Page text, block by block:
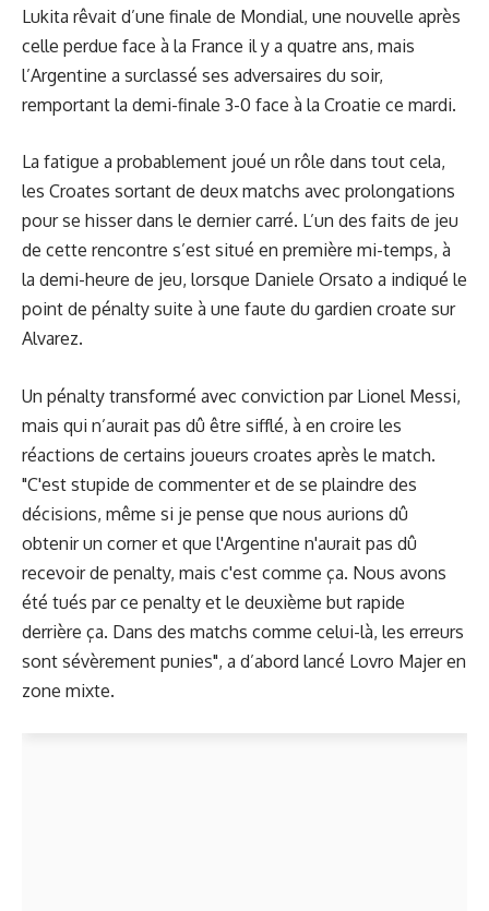
Lukita rêvait d’une finale de Mondial, une nouvelle après
celle perdue face à la France il y a quatre ans, mais
l’Argentine a surclassé ses adversaires du soir,
remportant la demi-finale 3-0 face à la Croatie ce mardi.
La fatigue a probablement joué un rôle dans tout cela,
les Croates sortant de deux matchs avec prolongations
pour se hisser dans le dernier carré. L’un des faits de jeu
de cette rencontre s’est situé en première mi-temps, à
la demi-heure de jeu, lorsque Daniele Orsato a indiqué le
point de pénalty suite à une faute du gardien croate sur
Alvarez.
Un pénalty transformé avec conviction par Lionel Messi,
mais qui n’aurait pas dû être sifflé, à en croire les
réactions de certains joueurs croates après le match.
"C'est stupide de commenter et de se plaindre des
décisions, même si je pense que nous aurions dû
obtenir un corner et que l'Argentine n'aurait pas dû
recevoir de penalty, mais c'est comme ça. Nous avons
été tués par ce penalty et le deuxième but rapide
derrière ça. Dans des matchs comme celui-là, les erreurs
sont sévèrement punies", a d’abord lancé Lovro Majer en
zone mixte.